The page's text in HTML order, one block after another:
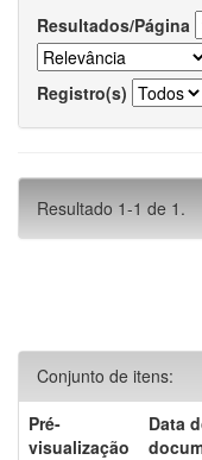
Resultados/Página
Registro(s)
Resultado 1-1 de 1.
Conjunto de itens:
Pré-
visualização
Data